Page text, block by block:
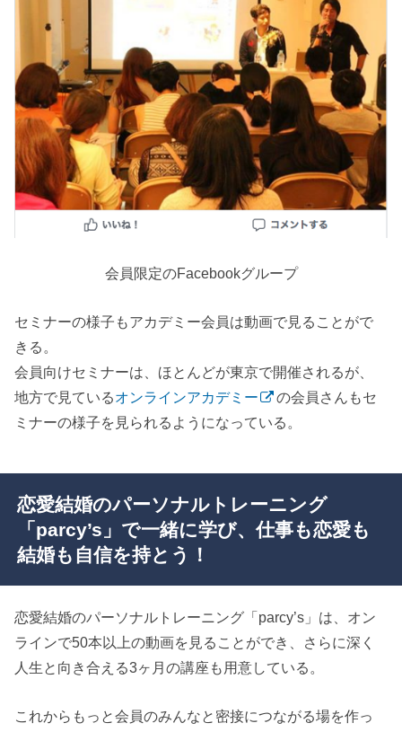
会員限定のFacebookグループ
セミナーの様子もアカデミー会員は動画で見ることがで
きる。
会員向けセミナーは、ほとんどが東京で開催されるが、
地方で見ているオンラインアカデミー
の会員さんもセ
ミナーの様子を見られるようになっている。
恋愛結婚のパーソナルトレーニング
「parcy’s」で一緒に学び、仕事も恋愛も
結婚も自信を持とう！
恋愛結婚のパーソナルトレーニング「parcy’s」は、オン
ラインで50本以上の動画を見ることができ、さらに深く
人生と向き合える3ヶ月の講座も用意している。
これからもっと会員のみんなと密接につながる場を作っ